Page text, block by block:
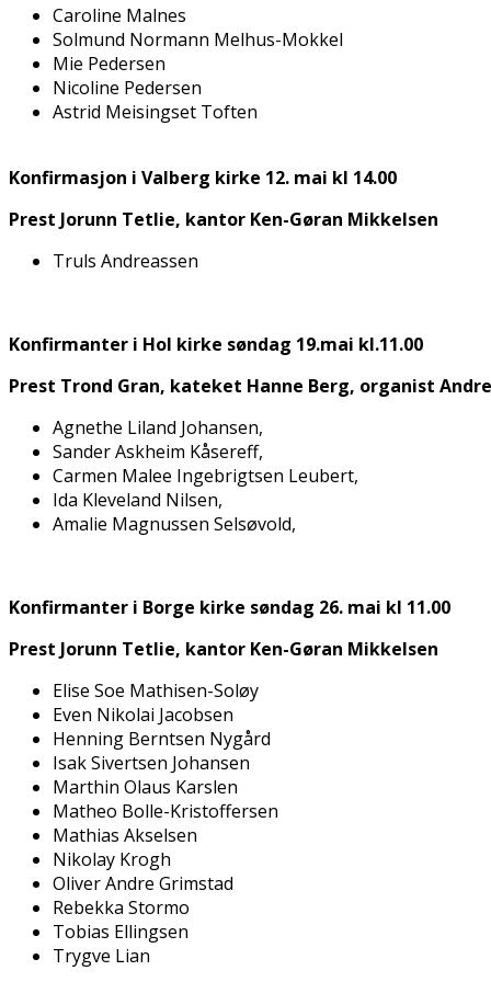
Caroline Malnes
Solmund Normann Melhus-Mokkel
Mie Pedersen
Nicoline Pedersen
Astrid Meisingset Toften
Konfirmasjon i Valberg kirke 12. mai kl 14.00
Prest Jorunn Tetlie, kantor Ken-Gøran Mikkelsen
Truls Andreassen
Konfirmanter i Hol kirke søndag 19.mai kl.11.00
Prest Trond Gran, kateket Hanne Berg, organist
Agnethe Liland Johansen,
Sander Askheim Kåsereff,
Carmen Malee Ingebrigtsen Leubert,
Ida Kleveland Nilsen,
Amalie Magnussen Selsøvold,
Konfirmanter i Borge kirke søndag 26. mai kl 11.00
Prest Jorunn Tetlie, kantor Ken-Gøran Mikkelsen
Elise Sofie Mathisen-Soløy
Even Nikolai Jacobsen
Henning Berntsen Nygård
Isak Sivertsen Johansen
Marthin Olaus Karslen
Matheo Bolle-Kristoffersen
Mathias Akselsen
Nikolay Krogh
Oliver Andre Grimstad
Rebekka Stormo
Tobias Ellingsen
Trygve Lian